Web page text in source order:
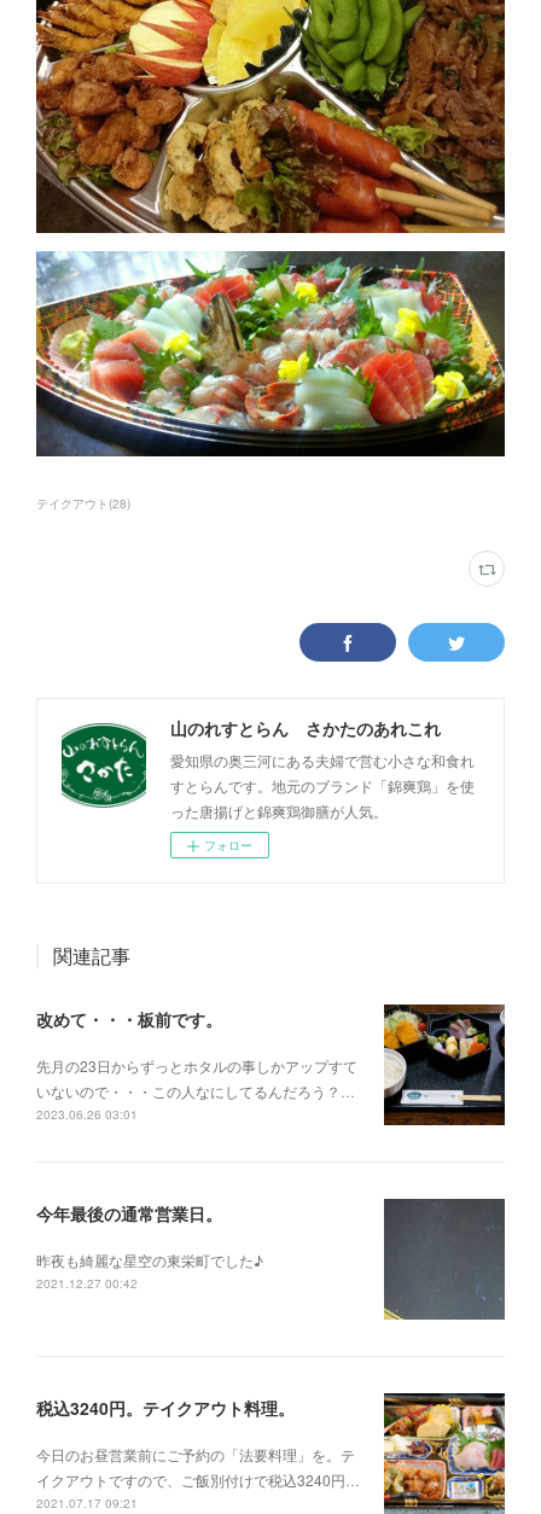
テイクアウト (28)
山のれすとらん さかたのあれこれ
愛知県の奥三河にある夫婦で営む小さな和食れ
すとらんです。地元のブランド「錦爽鶏」を使
った唐揚げと錦爽鶏御膳が人気。
フォロー
関連記事
改めて・・・板前です。
先月の23日からずっとホタルの事しかアップすて
いないので・・・この人なにしてるんだろう？…
2023.06.26 03:01
今年最後の通常営業日。
昨夜も綺麗な星空の東栄町でした♪
2021.12.27 00:42
税込3240円。テイクアウト料理。
今日のお昼営業前にご予約の「法要料理」を。テ
イクアウトですので、ご飯別付けで税込3240円…
2021.07.17 09:21